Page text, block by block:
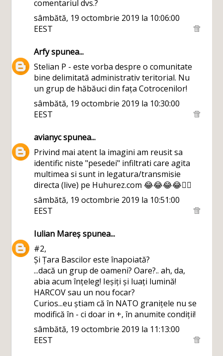
comentariul dvs.?
sâmbătă, 19 octombrie 2019 la 10:06:00
EEST
Arfyspunea...
Stelian P - este vorba despre o comunitate
bine delimitată administrativ teritorial. Nu
un grup de hăbăuci din fața Cotrocenilor!
sâmbătă, 19 octombrie 2019 la 10:30:00
EEST
avianycspunea...
Privind mai atent la imagini am reusit sa
identific niste "pesedei" infiltrati care agita
multimea si sunt in legatura/transmisie
directa (live) pe Huhurez.com 😂😂😂😂🙋‍♂️
sâmbătă, 19 octombrie 2019 la 10:51:00
EEST
Iulian Mareșspunea...
#2,
Și Țara Bascilor este înapoiată?
...dacă un grup de oameni? Oare?.. ah, da,
abia acum înțeleg! Ieșiți și luați lumină!
HARCOV sau un nou focar?
Curios...eu știam că în NATO granițele nu se
modifică în - ci doar in +, în anumite condiții!
sâmbătă, 19 octombrie 2019 la 11:13:00
EEST